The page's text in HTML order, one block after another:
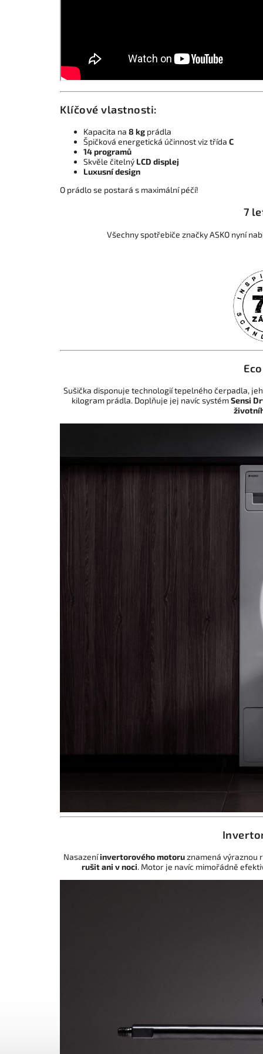
Klíčové vlastnosti:
Kapacita na 8 kg prádla
Špičková energetická účinnost viz třída C
14 programů
Skvěle čitelný LCD displej
Luxusní design
O prádlo se postará s maximální péčí!
7
Všechny spotřebiče značky ASKO nyní
Sušička disponuje technologií tepelného čerpadla,
kilogram prádla. Doplňuje jej navíc systémSensi
Nasazeníinvertorového motoruznamená výraznou
rušit ani v noci. Motor je navíc mimořádně